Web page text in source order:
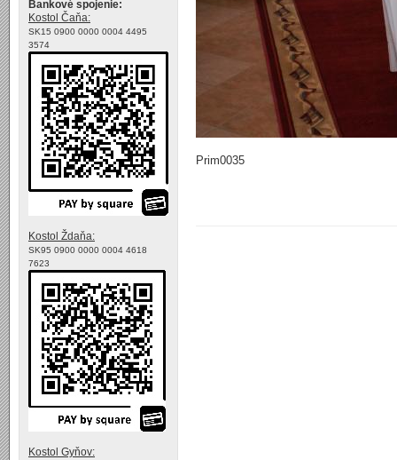
Prim0035
Bankové spojenie:
Kostol Čaňa:
SK15 0900 0000 0004 4495
3574
Kostol Ždaňa:
SK95 0900 0000 0004 4618
7623
Kostol Gyňov: